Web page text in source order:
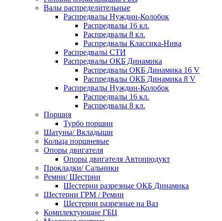
Валы распределительные
Распредвалы Нуждин-Колобок
Распредвалы 16 кл.
Распредвалы 8 кл.
Распредвалы Классика-Нива
Распредвалы СТИ
Распредвалы ОКБ Динамика
Распредвалы ОКБ Динамика 16 V
Распредвалы ОКБ Динамика 8 V
Распредвалы Нуждин-Колобок
Распредвалы 16 кл.
Распредвалы 8 кл.
Поршня
Турбо поршни
Шатуны/ Вкладыши
Кольца поршневые
Опоры двигателя
Опоры двигателя Автопродукт
Прокладки/ Сальники
Ремни/ Шестрни
Шестерни разрезные ОКБ Динамика
Шестерни ГРМ / Ремни
Шестерни разрезные на Ваз
Комплектующие ГБЦ